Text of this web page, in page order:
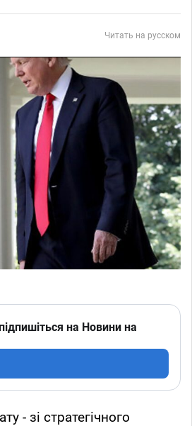
Читать на русском
на Новини на
- зі стратегічного